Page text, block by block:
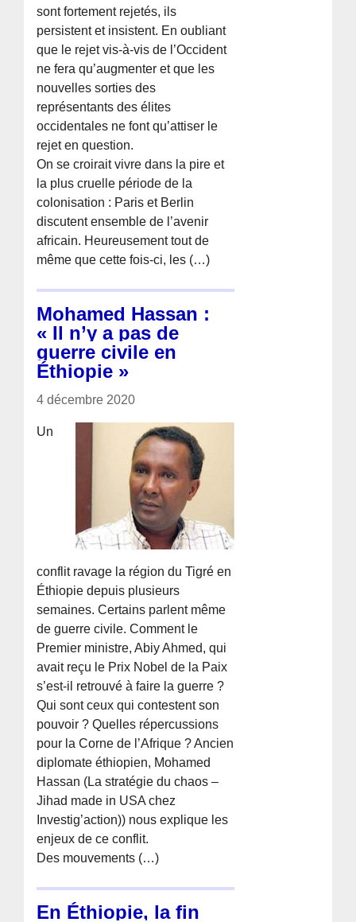
sont fortement rejetés, ils
persistent et insistent. En oubliant
que le rejet vis-à-vis de l’Occident
ne fera qu’augmenter et que les
nouvelles sorties des
représentants des élites
occidentales ne font qu’attiser le
rejet en question.
On se croirait vivre dans la pire et
la plus cruelle période de la
colonisation : Paris et Berlin
discutent ensemble de l’avenir
africain. Heureusement tout de
même que cette fois-ci, les (…)
Mohamed Hassan :
« Il n’y a pas de
guerre civile en
Éthiopie »
4 décembre 2020
Un
conflit ravage la région du Tigré en
Éthiopie depuis plusieurs
semaines. Certains parlent même
de guerre civile. Comment le
Premier ministre, Abiy Ahmed, qui
avait reçu le Prix Nobel de la Paix
s’est-il retrouvé à faire la guerre ?
Qui sont ceux qui contestent son
pouvoir ? Quelles répercussions
pour la Corne de l’Afrique ? Ancien
diplomate éthiopien, Mohamed
Hassan (La stratégie du chaos –
Jihad made in USA chez
Investig’action)) nous explique les
enjeux de ce conflit.
Des mouvements (…)
En Éthiopie, la fin